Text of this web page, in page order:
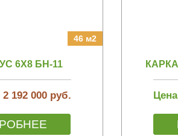
46 м2
6Х8 БН-11
2 192 000 руб.